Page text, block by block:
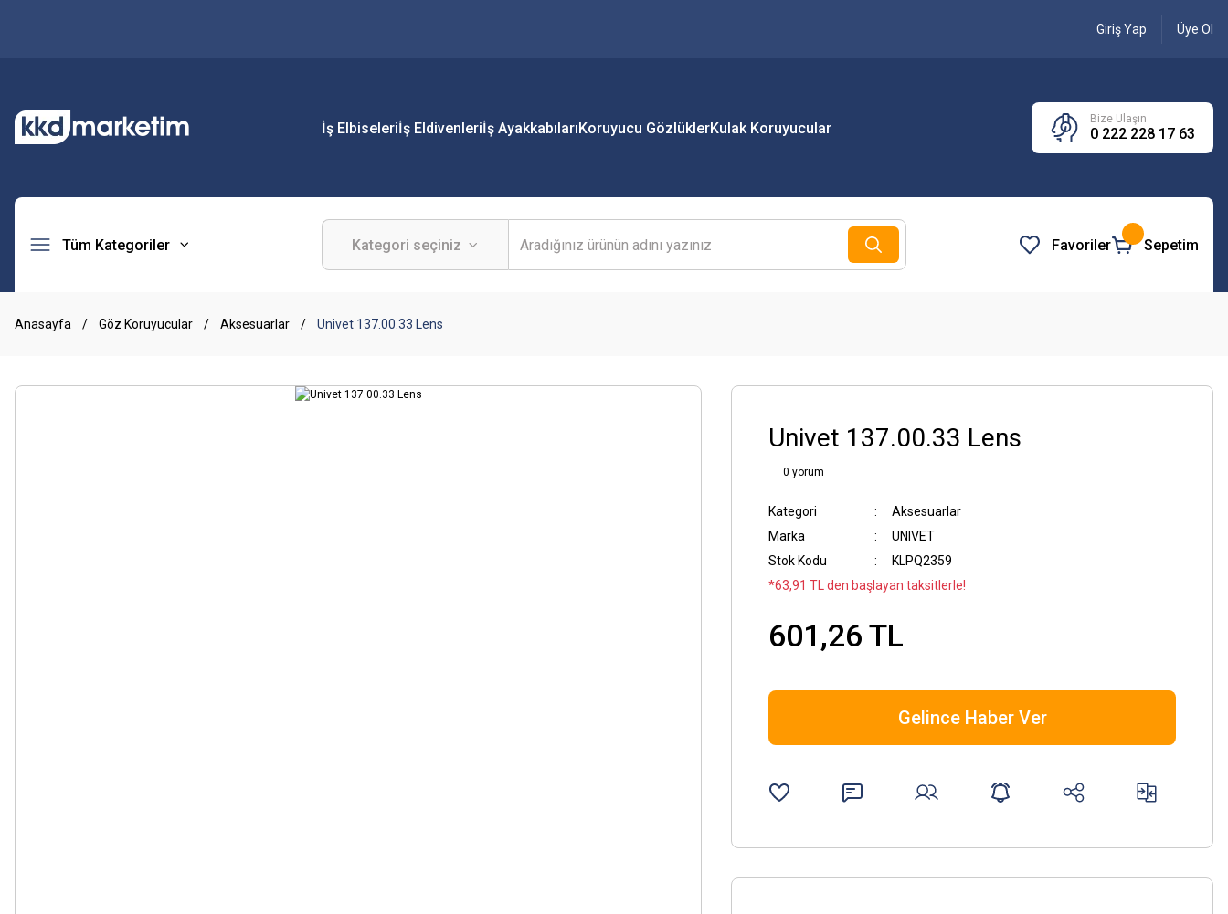
Giriş Yap Üye Ol
İş Elbiseleriİş Eldivenleriİş AyakkabılarıKoruyucu GözlüklerKulak Koruyucular
Bize Ulaşın
0 222 228 17 63
Tüm Kategoriler Favoriler Sepetim
Anasayfa Göz Koruyucular Aksesuarlar Univet 137.00.33 Lens
Univet 137.00.33 Lens
0 yorum
Kategori
Aksesuarlar
Marka
UNIVET
Stok Kodu
KLPQ2359
*63,91 TL den başlayan taksitlerle!
601,26 TL
Gelince Haber Ver